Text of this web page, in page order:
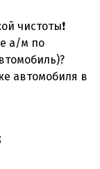
чистоты❗
а/м по
автомобиля в